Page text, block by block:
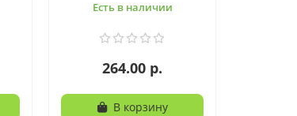
Есть в наличии
264.00 р.
В корзину